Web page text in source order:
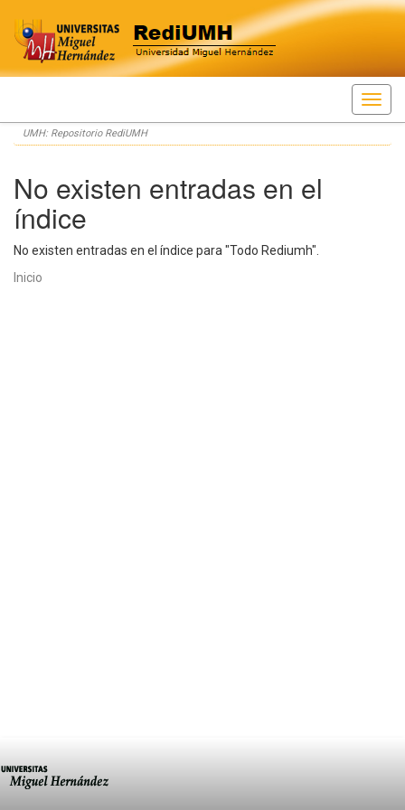
Skip
navigation
UMH: Repositorio RediUMH
No existen entradas en el
índice
No existen entradas en el índice para "Todo Rediumh".
Inicio